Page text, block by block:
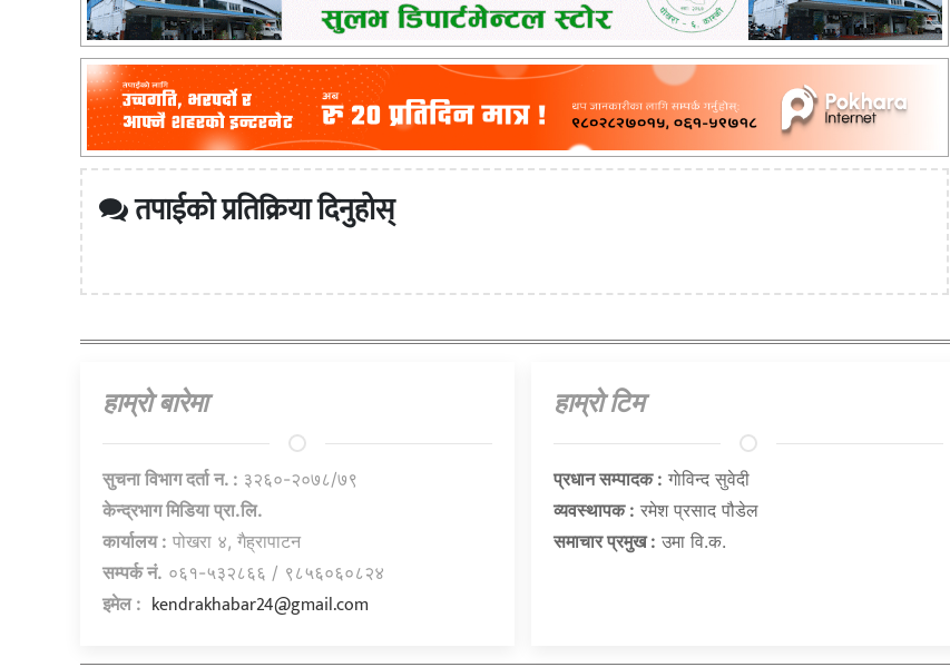
तपाईको प्रतिक्रिया दिनुहोस्
हाम्राे बारेमा
सुचना विभाग दर्ता न. : ३२६०-२०७८/७९
केन्द्रभाग मिडिया प्रा.लि.
कार्यालय : पोखरा ४, गैह्रापाटन
सम्पर्क नं. ०६१-५३२८६६ / ९८५६०६०८२४
इमेल : kendrakhabar24@gmail.com
हाम्राे टिम
प्रधान सम्पादक : गाेविन्द सुवेदी
व्यवस्थापक : रमेश प्रसाद पौडेल
समाचार प्रमुख : उमा वि.क.